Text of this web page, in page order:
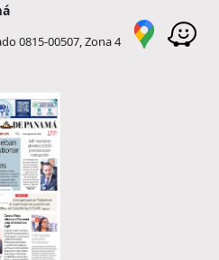
0815-00507, Zona 4